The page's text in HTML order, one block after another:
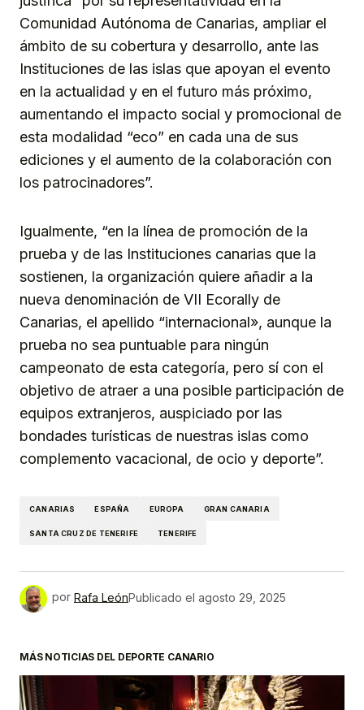
Comunidad Autónoma de Canarias, ampliar el
ámbito de su cobertura y desarrollo, ante las
Instituciones de las islas que apoyan el evento
en la actualidad y en el futuro más próximo,
aumentando el impacto social y promocional de
esta modalidad “eco” en cada una de sus
ediciones y el aumento de la colaboración con
los patrocinadores”.
Igualmente, “en la línea de promoción de la
prueba y de las Instituciones canarias que la
sostienen, la organización quiere añadir a la
nueva denominación de VII Ecorally de
Canarias, el apellido “internacional», aunque la
prueba no sea puntuable para ningún
campeonato de esta categoría, pero sí con el
objetivo de atraer a una posible participación de
equipos extranjeros, auspiciado por las
bondades turísticas de nuestras islas como
complemento vacacional, de ocio y deporte”.
CANARIAS ESPAÑA EUROPA GRAN CANARIA
SANTA CRUZ DE TENERIFE TENERIFE
por Rafa LeónPublicado el agosto 29, 2025
MÁS NOTICIAS DEL DEPORTE CANARIO